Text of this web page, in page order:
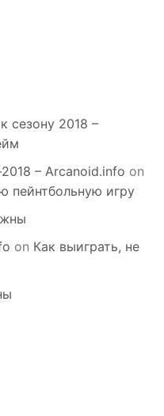
сезону 2018 –
– Arcanoid.info on
пейнтбольную игру
on Как выиграть, не